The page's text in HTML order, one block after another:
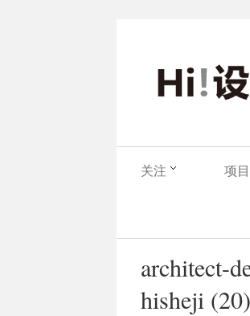
关注 项目
architect-
hisheji (20)